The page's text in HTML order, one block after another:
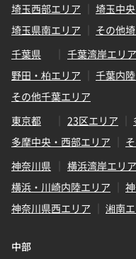
埼玉西部エリア
埼玉中
埼玉県南エリア
その他
千葉県
千葉湾岸エリア
野田・柏エリア
千葉内
その他千葉エリア
東京都
23区エリア
多摩中央・西部エリア
神奈川県
横浜湾岸エリア
横浜・川崎内陸エリア
神奈川県西エリア
湘南
中部